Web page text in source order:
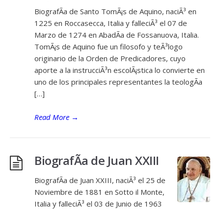
BiografÃ­a de Santo TomÃ¡s de Aquino, naciÃ³ en
1225 en Roccasecca, Italia y falleciÃ³ el 07 de
Marzo de 1274 en AbadÃ­a de Fossanuova, Italia.
TomÃ¡s de Aquino fue un filosofo y teÃ³logo
originario de la Orden de Predicadores, cuyo
aporte a la instrucciÃ³n escolÃ¡stica lo convierte en
uno de los principales representantes la teologÃ­a
[…]
Read More →
BiografÃ­a de Juan XXIII
BiografÃ­a de Juan XXIII, naciÃ³ el 25 de
Noviembre de 1881 en Sotto il Monte,
Italia y falleciÃ³ el 03 de Junio de 1963